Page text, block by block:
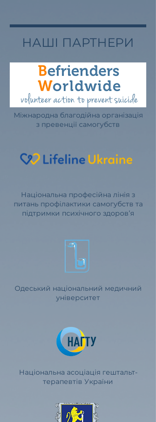
НАШІ ПАРТНЕРИ
Міжнародна благодійна організація
з превенції самогубств
Національна професійна лінія з
питань профілактики самогубств та
підтримки психічного здоров’я
Одеський національний медичний
університет
Національна асоціація гештальт-
терапевтів України